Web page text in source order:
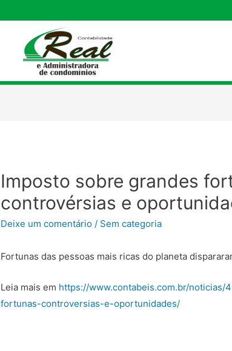
Imposto sobre grandes
controvérsias e
Deixe um comentário / Sem categoria
Fortunas das pessoas mais ricas do planeta
Leia mais em https://www.contabeis.com.br/
fortunas-controversias-e-oportunidades/